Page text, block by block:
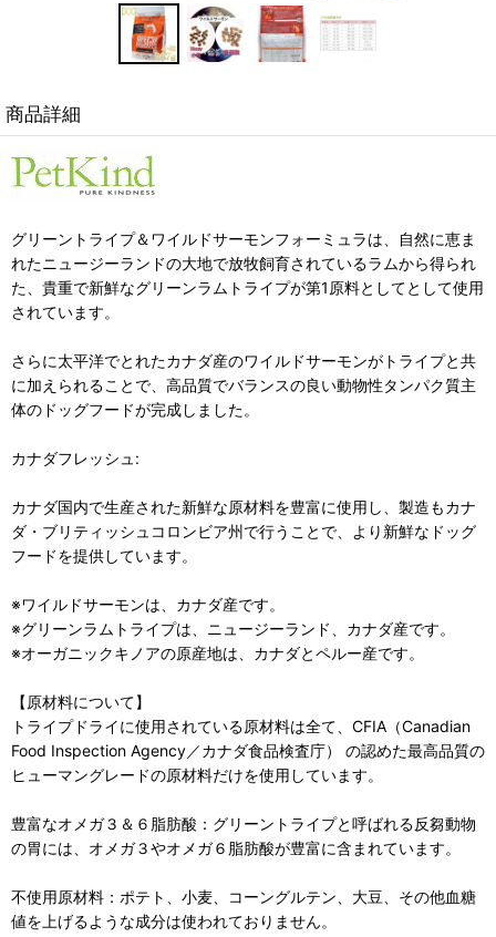
商品詳細
グリーントライプ＆ワイルドサーモンフォーミュラは、自然に恵ま
れたニュージーランドの大地で放牧飼育されているラムから得られ
た、貴重で新鮮なグリーンラムトライプが第1原料としてとして使用
されています。
さらに太平洋でとれたカナダ産のワイルドサーモンがトライプと共
に加えられることで、高品質でバランスの良い動物性タンパク質主
体のドッグフードが完成しました。
カナダフレッシュ:
カナダ国内で生産された新鮮な原材料を豊富に使用し、製造もカナ
ダ・ブリティッシュコロンビア州で行うことで、より新鮮なドッグ
フードを提供しています。
※ワイルドサーモンは、カナダ産です。
※グリーンラムトライプは、ニュージーランド、カナダ産です。
※オーガニックキノアの原産地は、カナダとペルー産です。
【原材料について】
トライプドライに使用されている原材料は全て、CFIA（Canadian
Food Inspection Agency／カナダ食品検査庁） の認めた最高品質の
ヒューマングレードの原材料だけを使用しています。
豊富なオメガ３＆６脂肪酸：グリーントライプと呼ばれる反芻動物
の胃には、オメガ３やオメガ６脂肪酸が豊富に含まれています。
不使用原材料：ポテト、小麦、コーングルテン、大豆、その他血糖
値を上げるような成分は使われておりません。